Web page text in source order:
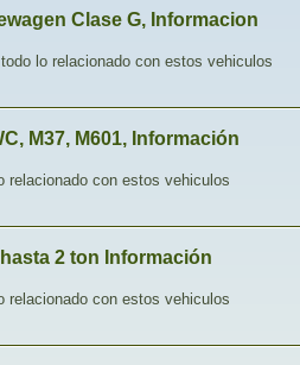
Clase G, Informacion
lo relacionado con estos vehiculos
M37, M601, Información
relacionado con estos vehiculos
2 ton Información
relacionado con estos vehiculos